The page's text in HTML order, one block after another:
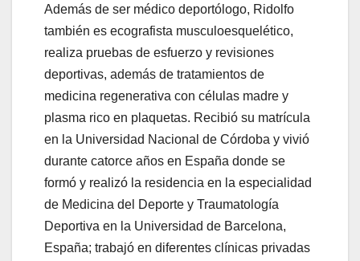
Además de ser médico deportólogo, Ridolfo
también es ecografista musculoesquelético,
realiza pruebas de esfuerzo y revisiones
deportivas, además de tratamientos de
medicina regenerativa con células madre y
plasma rico en plaquetas. Recibió su matrícula
en la Universidad Nacional de Córdoba y vivió
durante catorce años en España donde se
formó y realizó la residencia en la especialidad
de Medicina del Deporte y Traumatología
Deportiva en la Universidad de Barcelona,
España; trabajó en diferentes clínicas privadas